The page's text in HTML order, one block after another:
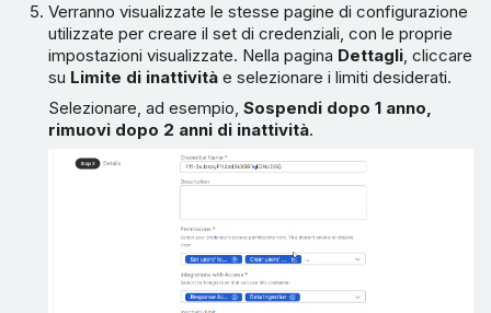
Verranno visualizzate le stesse pagine di configurazione
utilizzate per creare il set di credenziali, con le proprie
impostazioni visualizzate. Nella pagina Dettagli, cliccare
su Limite di inattività e selezionare i limiti desiderati.
Selezionare, ad esempio,Sospendi dopo 1 anno,
rimuovi dopo 2 anni di inattività.